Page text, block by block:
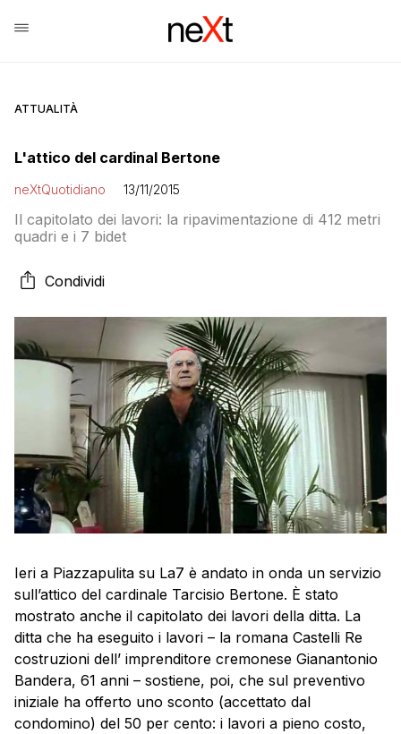
ATTUALITÀ
L'attico del cardinal Bertone
neXtQuotidiano 13/11/2015
Il capitolato dei lavori: la ripavimentazione di 412 metri
quadri e i 7 bidet
Condividi
Ieri a Piazzapulita su La7 è andato in onda un servizio
sull’attico del cardinale Tarcisio Bertone. È stato
mostrato anche il capitolato dei lavori della ditta. La
ditta che ha eseguito i lavori – la romana Castelli Re
costruzioni dell’ imprenditore cremonese Gianantonio
Bandera, 61 anni – sostiene, poi, che sul preventivo
iniziale ha offerto uno sconto (accettato dal
condomino) del 50 per cento: i lavori a pieno costo,